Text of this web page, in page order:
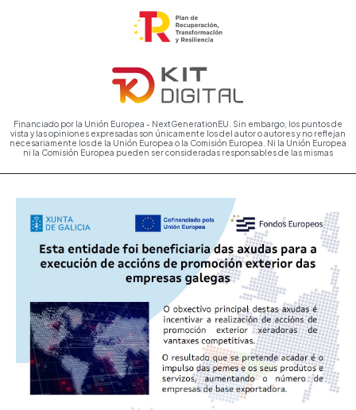
Financiado por la Unión Europea - NextGenerationEU. Sin embargo, los puntos de
vista y las opiniones expresadas son únicamente los del autor o autores y no reflejan
necesariamente los de la Unión Europea o la Comisión Europea. Ni la Unión Europea
ni la Comisión Europea pueden ser consideradas responsables de las mismas